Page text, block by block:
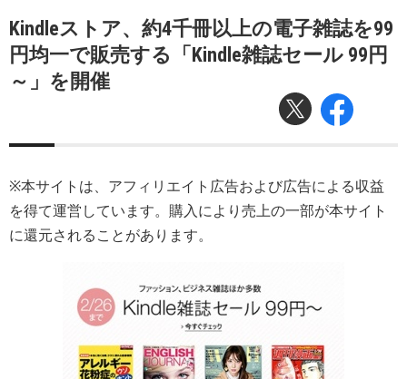
Kindleストア、約4千冊以上の電子雑誌を99
円均一で販売する「Kindle雑誌セール 99円
～」を開催
※本サイトは、アフィリエイト広告および広告による収益
を得て運営しています。購入により売上の一部が本サイト
に還元されることがあります。